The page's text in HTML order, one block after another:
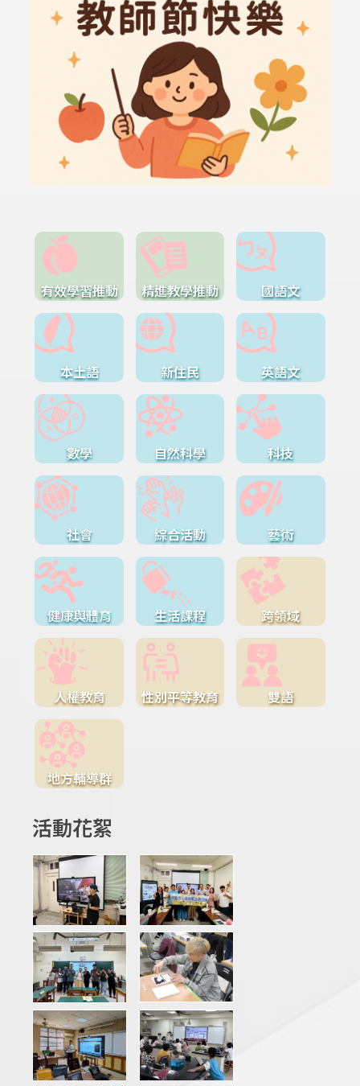
有效學習推動 精進教學推動 國語文
本土語 新住民 英語文
數學 自然科學 科技
社會 綜合活動 藝術
健康與體育 生活課程 跨領域
人權教育 性別平等教育 雙語
地方輔導群
活動花絮